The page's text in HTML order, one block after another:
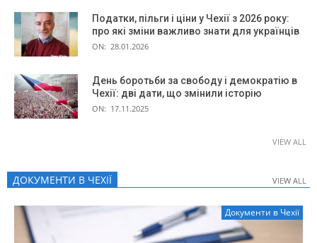
Податки, пільги і ціни у Чехії з 2026 року:
про які зміни важливо знати для українців
ON: 28.01.2026
День боротьби за свободу і демократію в
Чехії: дві дати, що змінили історію
ON: 17.11.2025
VIEW ALL
ДОКУМЕНТИ В ЧЕХІЇ VIEW ALL
Документи в Чехії
VIEW ALL